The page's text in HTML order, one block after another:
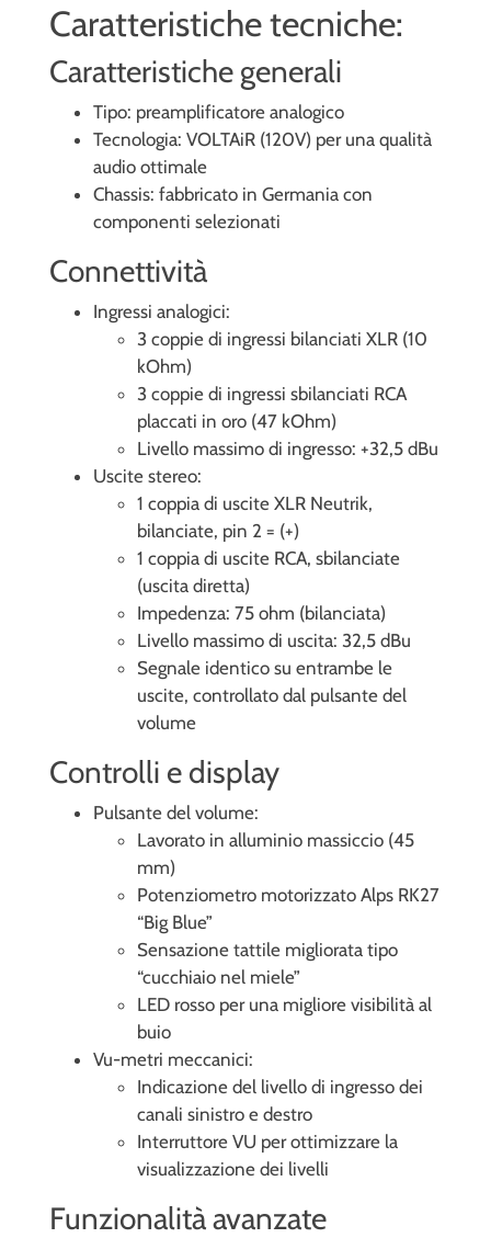
Caratteristiche tecniche:
Caratteristiche generali
Tipo: preamplificatore analogico
Tecnologia: VOLTAiR (120V) per una qualità
audio ottimale
Chassis: fabbricato in Germania con
componenti selezionati
Connettività
Ingressi analogici:
3 coppie di ingressi bilanciati XLR (10
kOhm)
3 coppie di ingressi sbilanciati RCA
placcati in oro (47 kOhm)
Livello massimo di ingresso: +32,5 dBu
Uscite stereo:
1 coppia di uscite XLR Neutrik,
bilanciate, pin 2 = (+)
1 coppia di uscite RCA, sbilanciate
(uscita diretta)
Impedenza: 75 ohm (bilanciata)
Livello massimo di uscita: 32,5 dBu
Segnale identico su entrambe le
uscite, controllato dal pulsante del
volume
Controlli e display
Pulsante del volume:
Lavorato in alluminio massiccio (45
mm)
Potenziometro motorizzato Alps RK27
“Big Blue”
Sensazione tattile migliorata tipo
“cucchiaio nel miele”
LED rosso per una migliore visibilità al
buio
Vu-metri meccanici:
Indicazione del livello di ingresso dei
canali sinistro e destro
Interruttore VU per ottimizzare la
visualizzazione dei livelli
Funzionalità avanzate